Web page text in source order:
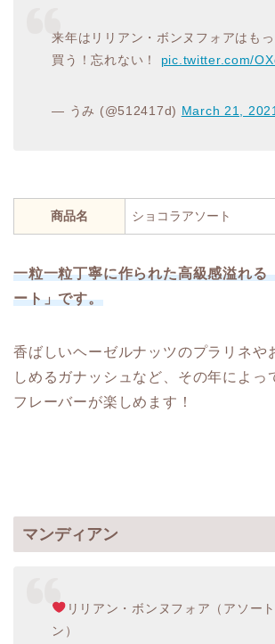
来年はリリアン・ボンヌフォアはも
買う！忘れない！ pic.twitter.com/
— うみ (@512417d) March 21,
商品名 ショコラアソート
一粒一粒丁寧に作られた高級感溢れる
ート」です。
香ばしいヘーゼルナッツのプラリネや
しめるガナッシュなど、その年によっ
フレーバーが楽しめます！
マンディアン
リリアン・ボンヌフォア（アソー
ン）